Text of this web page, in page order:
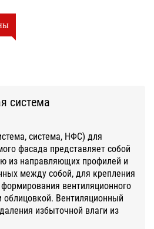
система
система, НФС) для
фасада представляет собой
из направляющих профилей и
между собой, для крепления
вентиляционного
облицовкой. Вентиляционный
избыточной влаги из